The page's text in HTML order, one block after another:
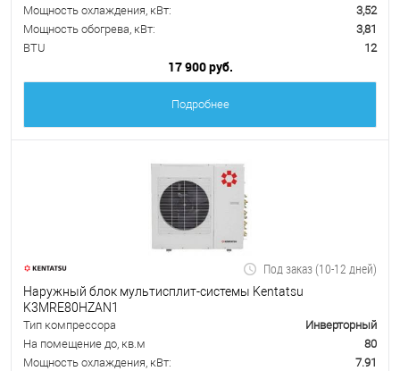
Мощность охлаждения, кВт:
3,52
Мощность обогрева, кВт:
3,81
BTU
12
17 900 руб.
Подробнее
Под заказ (10-12 дней)
Наружный блок мультисплит-системы Kentatsu
K3MRE80HZAN1
Тип компрессора
Инверторный
На помещение до, кв.м
80
Мощность охлаждения, кВт:
7.91